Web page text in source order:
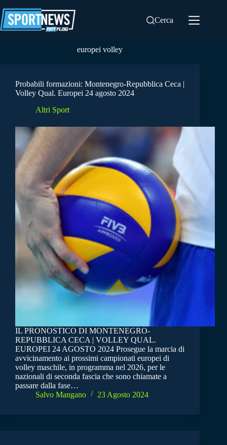
al
contenuto
Cerca
europei volley
Probabili formazioni: Montenegro-Repubblica Ceca |
Volley Qual. Europei 24 agosto 2024
Altri Sport
IL PRONOSTICO DI MONTENEGRO-
REPUBBLICA CECA | VOLLEY QUAL.
EUROPEI 24 AGOSTO 2024 Prosegue la marcia di
avvicinamento ai prossimi campionati europei di
volley maschile, in programma nel 2026, per le
nazionali di seconda fascia che sono chiamate a
passare dalla fase…
Salvo Mangano
23 Agosto 2024